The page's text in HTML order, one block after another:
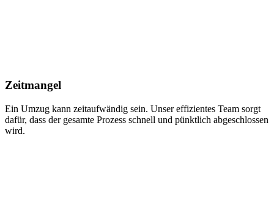
Zeitmangel
Ein Umzug kann zeitaufwändig sein. Unser effizientes Team sorgt
dafür, dass der gesamte Prozess schnell und pünktlich abgeschlossen
wird.